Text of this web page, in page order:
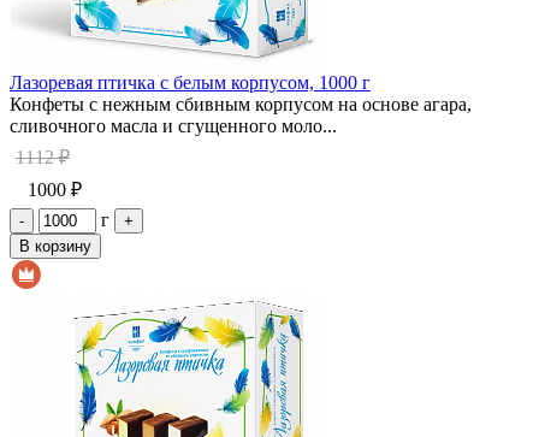
Лазоревая птичка с белым корпусом, 1000 г
Конфеты с нежным сбивным корпусом на основе агара,
сливочного масла и сгущенного моло...
1112 ₽
1000 ₽
- г
+
В корзину